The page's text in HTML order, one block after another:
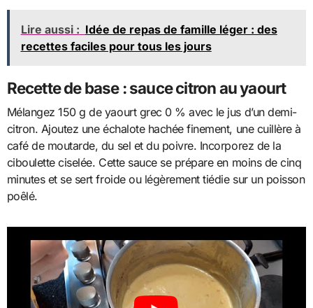
Lire aussi : Idée de repas de famille léger : des
recettes faciles pour tous les jours
Recette de base : sauce citron au yaourt
Mélangez 150 g de yaourt grec 0 % avec le jus d’un demi-
citron. Ajoutez une échalote hachée finement, une cuillère à
café de moutarde, du sel et du poivre. Incorporez de la
ciboulette ciselée. Cette sauce se prépare en moins de cinq
minutes et se sert froide ou légèrement tiédie sur un poisson
poêlé.